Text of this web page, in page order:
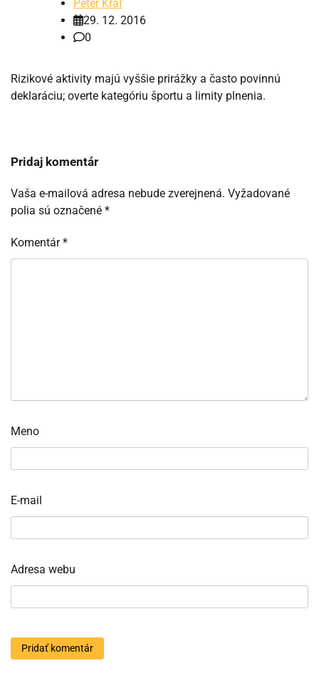
Peter Kráľ
29. 12. 2016
0
Rizikové aktivity majú vyššie prirážky a často povinnú
deklaráciu; overte kategóriu športu a limity plnenia.
Pridaj komentár
Vaša e-mailová adresa nebude zverejnená. Vyžadované
polia sú označené *
Komentár*
Meno
E-mail
Adresa webu